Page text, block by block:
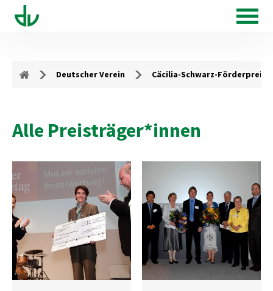
Deutscher Verein Cäcilia-Schwarz-Förderpreis
Alle Preisträger*innen